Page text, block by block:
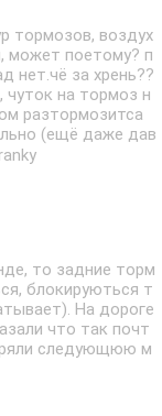
тормозов, воздух
может поетому? п
нет.чё за хрень??
на тормоз н
разтормозитса
(ещё даже дав
то задние торм
блокируються т
На дороге
что так почт
следующюю м